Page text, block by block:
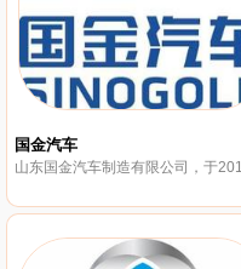
国金汽车
山东国金汽车制造有限公司，于